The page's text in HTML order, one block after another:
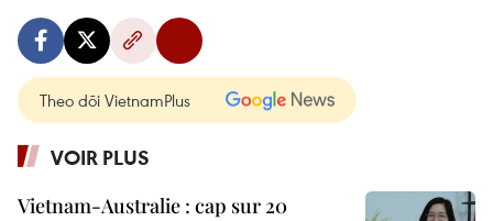
Theo dõi VietnamPlus
VOIR PLUS
Vietnam-Australie : cap sur 20